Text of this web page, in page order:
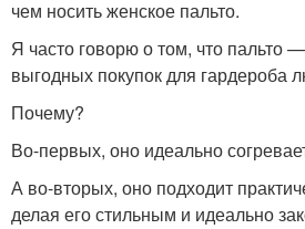
чем носить женское пальто.
Я часто говорю о том, что пальто
выгодных покупок для гардероба
Почему?
Во-первых, оно идеально
А во-вторых, оно подходит
делая его стильным и идеально